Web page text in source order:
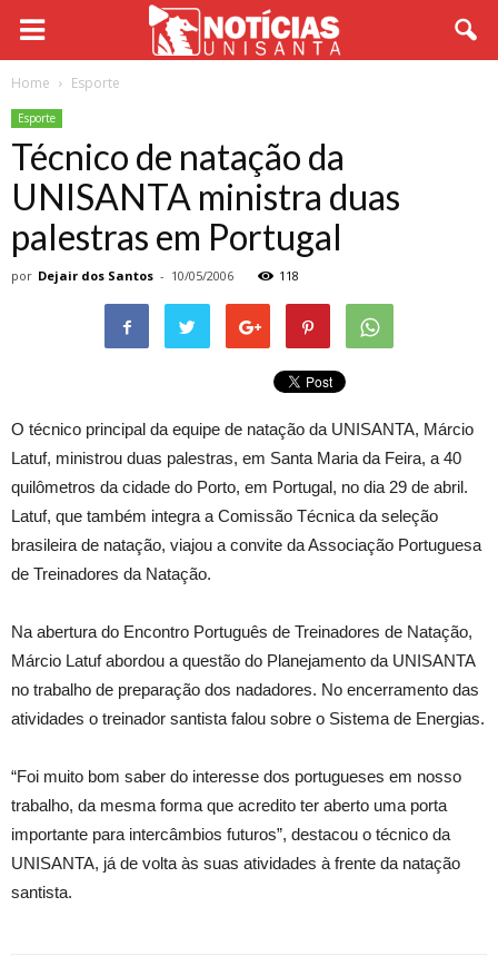
Home Esporte
Esporte
Técnico de natação da
UNISANTA ministra duas
palestras em Portugal
por Dejair dos Santos - 10/05/2006 118
O técnico principal da equipe de natação da UNISANTA, Márcio
Latuf, ministrou duas palestras, em Santa Maria da Feira, a 40
quilômetros da cidade do Porto, em Portugal, no dia 29 de abril.
Latuf, que também integra a Comissão Técnica da seleção
brasileira de natação, viajou a convite da Associação Portuguesa
de Treinadores da Natação.
Na abertura do Encontro Português de Treinadores de Natação,
Márcio Latuf abordou a questão do Planejamento da UNISANTA
no trabalho de preparação dos nadadores. No encerramento das
atividades o treinador santista falou sobre o Sistema de Energias.
“Foi muito bom saber do interesse dos portugueses em nosso
trabalho, da mesma forma que acredito ter aberto uma porta
importante para intercâmbios futuros”, destacou o técnico da
UNISANTA, já de volta às suas atividades à frente da natação
santista.